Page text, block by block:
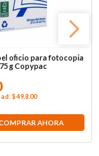
oficio para fotocopia
g Copypac
:$ 49,8.00
AHORA